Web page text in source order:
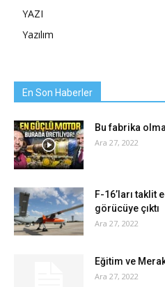
YAZI
Yazılım
En Son Haberler
Bu fabrika
Ara 27, 2022
F-16’ları taklit
görücüye çıktı
Ara 27, 2022
Eğitim ve
Ara 27, 2022